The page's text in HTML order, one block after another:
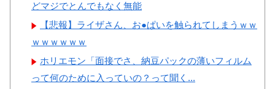
どマジでとんでもなく無能
【悲報】ライザさん、お●ぱいを触られてしまうｗｗ
ｗｗｗｗｗｗ
ホリエモン「面接でさ、納豆パックの薄いフィルム
って何のために入っていの？って聞く...